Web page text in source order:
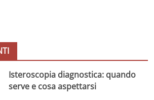
Isteroscopia diagnostica: quando
serve e cosa aspettarsi